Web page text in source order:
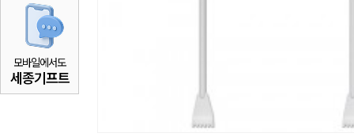
모바일에서도
세종기프트